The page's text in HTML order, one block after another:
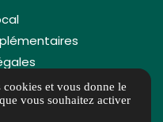
cookies et vous donne le
vous souhaitez activer